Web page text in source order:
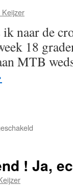
Keijzer
naar de
18
MTB
Balkum
! Ja,